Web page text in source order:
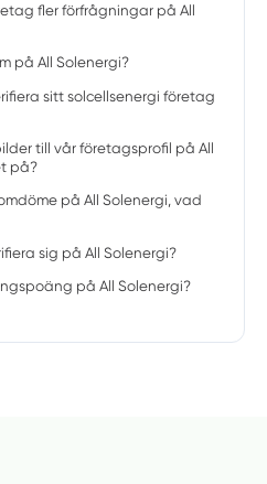
fler förfrågningar på All
på All Solenergi?
sitt solcellsenergi företag
till vår företagsprofil på All
på?
på All Solenergi, vad
sig på All Solenergi?
på All Solenergi?